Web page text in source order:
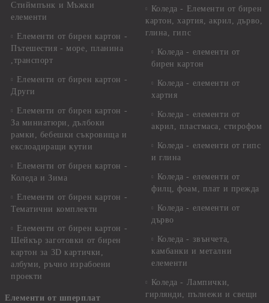
Стиймпънк и Мъжки
елементи
Елементи от бирен картон -
Пътешестия - море, планина
,транспорт
Елементи от бирен картон -
Други
Елементи от бирен картон -
За миниатюри, дълбоки
рамки, бебешки съкровища и
екслоадиращи кутии
Елементи от бирен картон -
Коледа и Зима
Елементи от бирен картон -
Тематични комплекти
Елементи от бирен картон -
Шейкър заготовки от бирен
картон за 3D картички,
албуми, ръчно израбоени
проекти
Елементи от шперплат
Коледа - Eлементи от бирен
картон, хартия, акрил, дърво,
глина, гипс
Коледа - елементи от
бирен картон
Коледа - елементи от
хартия
Коледа - елементи от
акрил, пластмаса, стирофом
Коледа - елементи от гипс
и глина
Коледа - елементи от
филц, фоам, плат и прежда
Коледа - елементи от
дърво
Коледа - звънчета,
камбанки и метални
елементи
Коледа - Лампички,
гирлянди, пълнежи и свещи